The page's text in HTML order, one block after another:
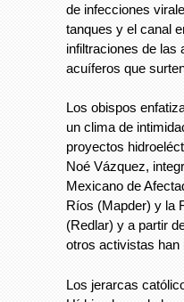
de infecciones
tanques y el canal
infiltraciones de las
acuíferos que
Los obispos
un clima de
proyectos
Noé Vázquez,
Mexicano de
Ríos (Mapder) y la
(Redlar) y a partir
otros activistas han
Los jerarcas